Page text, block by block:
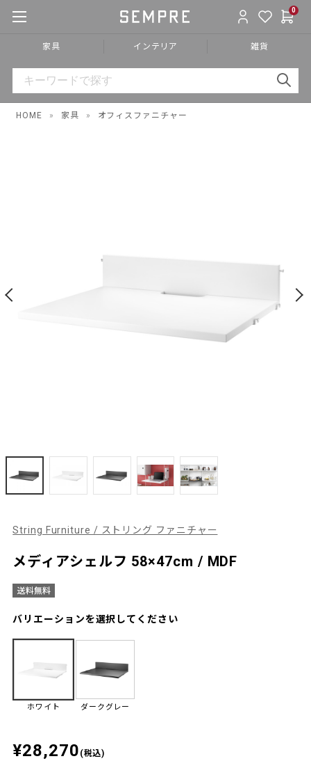
0
家具 インテリア 雑貨
HOME » 家具 » オフィスファニチャー
String Furniture / ストリング ファニチャー
メディアシェルフ 58×47cm / MDF
バリエーションを選択してください
ホワイト ダークグレー
¥28,270 (税込)